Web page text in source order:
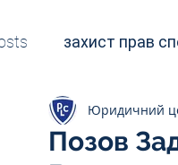
захист прав
Податкове
Позов
Юридичний